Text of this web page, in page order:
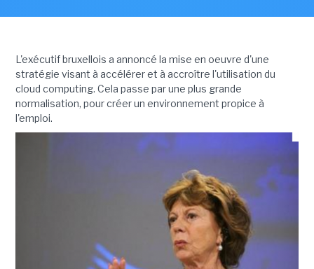
L'exécutif bruxellois a annoncé la mise en oeuvre d'une
stratégie visant à accélérer et à accroître l'utilisation du
cloud computing. Cela passe par une plus grande
normalisation, pour créer un environnement propice à
l'emploi.